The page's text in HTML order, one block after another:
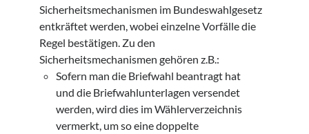
Sicherheitsmechanismen im Bundeswahlgesetz
entkräftet werden, wobei einzelne Vorfälle die
Regel bestätigen. Zu den
Sicherheitsmechanismen gehören z.B.:
Sofern man die Briefwahl beantragt hat
und die Briefwahlunterlagen versendet
werden, wird dies im Wählerverzeichnis
vermerkt, um so eine doppelte